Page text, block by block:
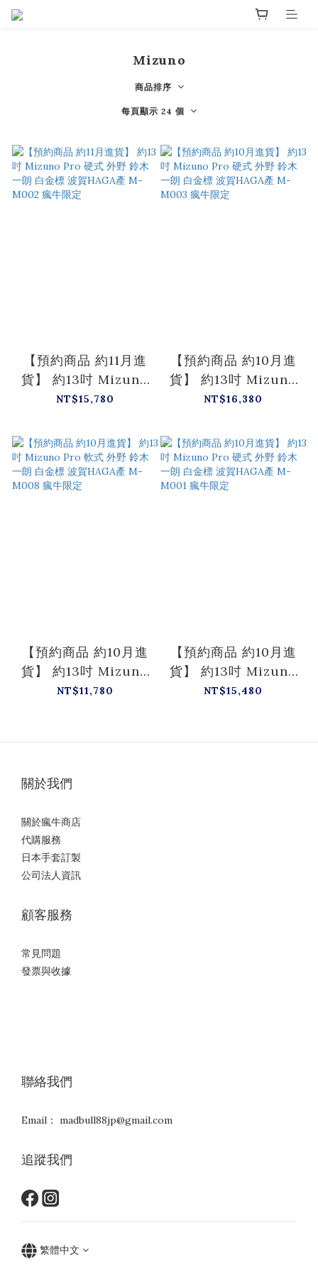
Mizuno
商品排序
每頁顯示 24 個
【預約商品 約11月進
貨】 約13吋 Mizuno
Pro 硬式 外野 鈴木一
產 M-M002 瘋牛限定
NT$15,780
【預約商品 約10月進
貨】 約13吋 Mizuno
Pro 硬式 外野 鈴木一
產 M-M003 瘋牛限定
NT$16,380
【預約商品 約10月進
貨】 約13吋 Mizuno
Pro 軟式 外野 鈴木一
NT$11,780
【預約商品 約10月進
貨】 約13吋 Mizuno
Pro 硬式 外野 鈴木一
NT$15,480
關於我們
關於瘋牛商店
代購服務
日本手套訂製
公司法人資訊
顧客服務
常見問題
發票與收據
聯絡我們
Email： madbull88jp@gmail.com
追蹤我們
繁體中文